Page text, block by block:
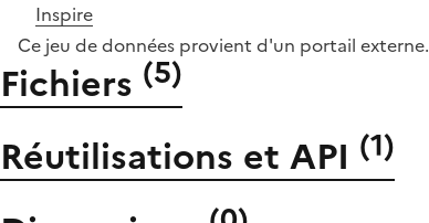
Inspire
Ce jeu de données provient d'un portail externe.
Fichiers (5)
Réutilisations et API (1)